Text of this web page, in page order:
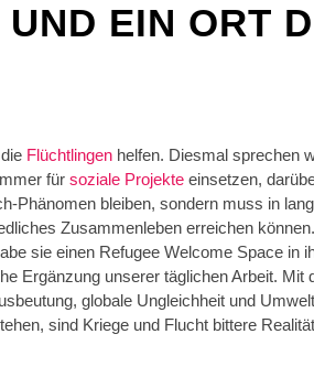
EIN ORT
Flüchtlingen helfen. Diesmal sprechen
für soziale Projekte einsetzen,
Phänomen bleiben, sondern muss in
Zusammenleben erreichen
sie einen Refugee Welcome Space in
Ergänzung unserer täglichen Arbeit. Mit
globale Ungleichheit und
sind Kriege und Flucht bittere